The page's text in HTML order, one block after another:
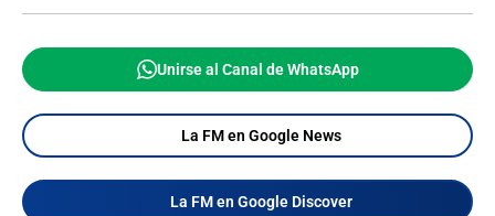
Unirse al Canal de WhatsApp
La FM en Google News
La FM en Google Discover